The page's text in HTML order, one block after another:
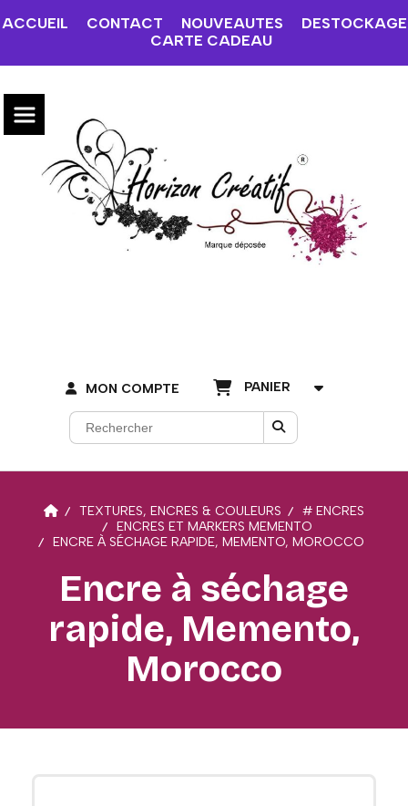
ACCUEIL CONTACT NOUVEAUTES
DESTOCKAGE
CARTE CADEAU
MON COMPTE PANIER
TEXTURES, ENCRES & COULEURS
# ENCRES
ENCRES ET MARKERS MEMENTO
ENCRE À SÉCHAGE RAPIDE, MEMENTO, MOROCCO
Encre à séchage
rapide, Memento,
Morocco